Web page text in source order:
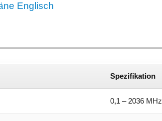
Englisch
Spezifikation
0,1 – 2036 MHz